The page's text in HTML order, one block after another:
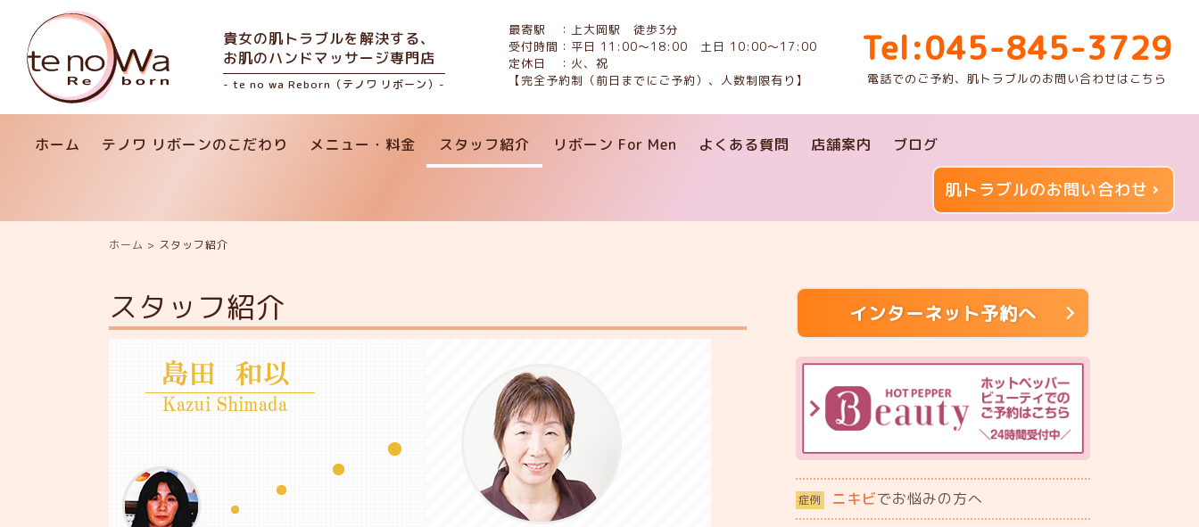
貴女の肌トラブルを解決する、
お肌のハンドマッサージ専門店
- te no wa Reborn（テノワ リボーン）-
最寄駅 ：上大岡駅 徒歩3分
受付時間：平日 11:00〜18:00 土日 10:00〜17:00
定休日 ：火、祝
【完全予約制（前日までにご予約）、人数制限有り】
Tel:045-845-3729
電話でのご予約、肌トラブルのお問い合わせはこちら
ホーム テノワ リボーンのこだわり メニュー・料金 スタッフ紹介 リボーン For Men よくある質問 店舗案内 ブログ
肌トラブルのお問い合わせ
ホーム > スタッフ紹介
スタッフ紹介 インターネット予約へ
症例 ニキビでお悩みの方へ